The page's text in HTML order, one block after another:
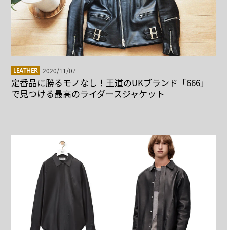
LEATHER 2020/11/07
定番品に勝るモノなし！王道のUKブランド「666」
で見つける最高のライダースジャケット